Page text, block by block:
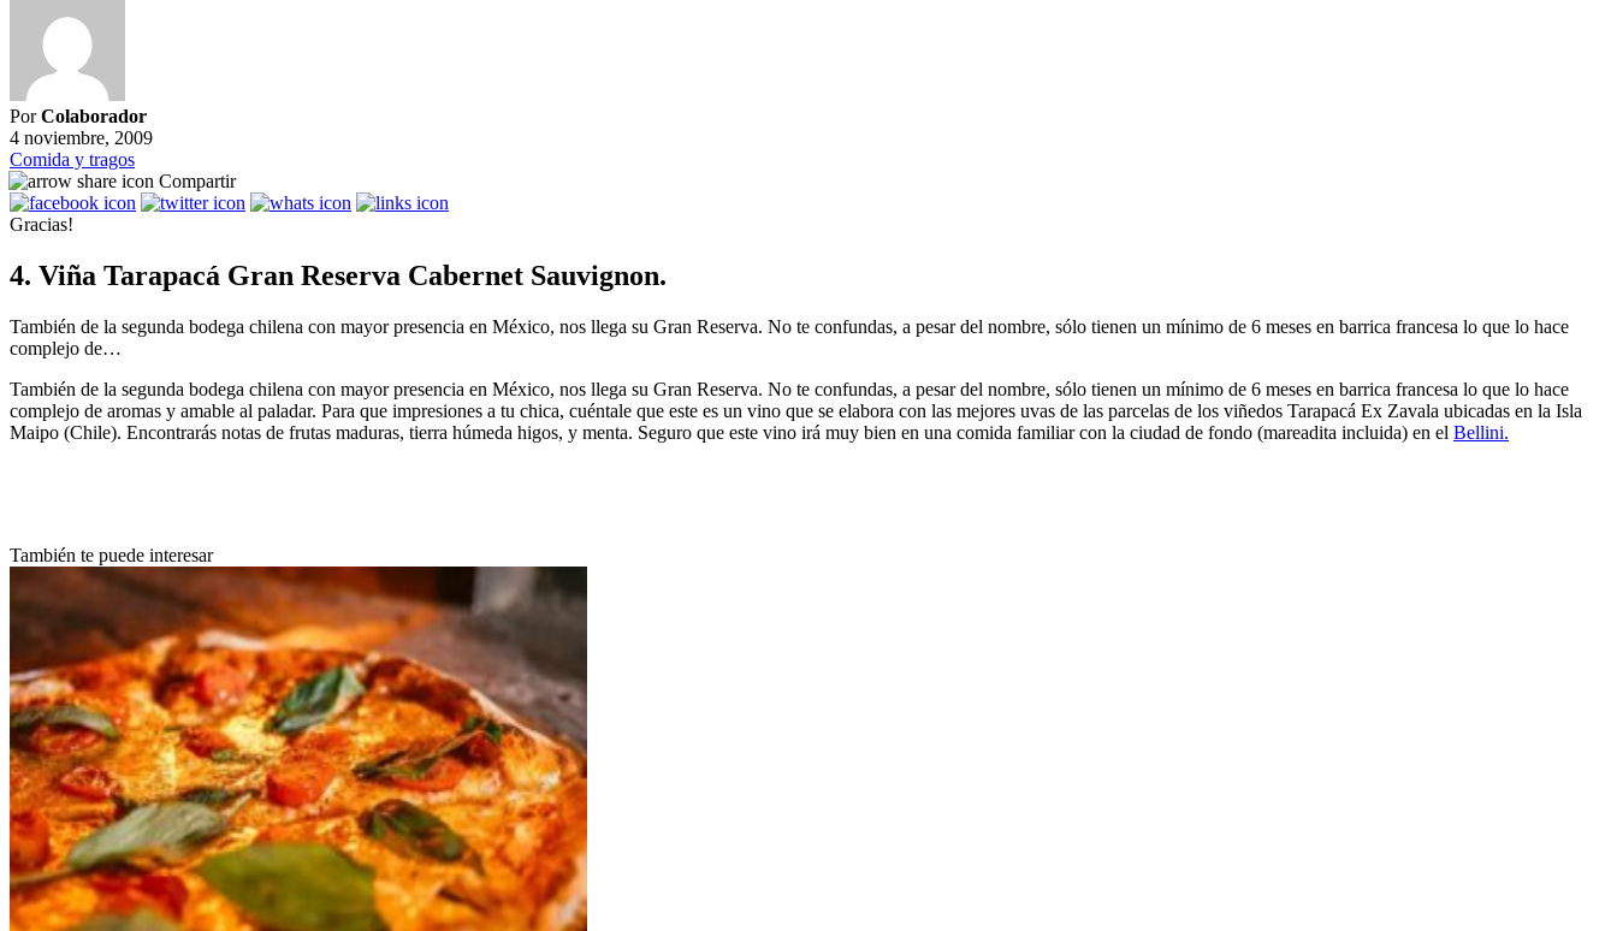
PorColaborador
4 noviembre, 2009
Comida y tragos
Compartir
Gracias!
4. Viña Tarapacá Gran Reserva Cabernet Sauvignon.
También de la segunda bodega chilena con mayor presencia en México, nos llega su Gran Reserva. No te confundas, a pesar del nombre, sólo tienen un mínimo de 6 meses en barrica francesa lo que lo hace
complejo de…
También de la segunda bodega chilena con mayor presencia en México, nos llega su Gran Reserva. No te confundas, a pesar del nombre, sólo tienen un mínimo de 6 meses en barrica francesa lo que lo hace
complejo de aromas y amable al paladar. Para que impresiones a tu chica, cuéntale que este es un vino que se elabora con las mejores uvas de las parcelas de los viñedos Tarapacá Ex Zavala ubicadas en la Isla
Maipo (Chile). Encontrarás notas de frutas maduras, tierra húmeda higos, y menta. Seguro que este vino irá muy bien en una comida familiar con la ciudad de fondo (mareadita incluida) en el Bellini.
También te puede interesar